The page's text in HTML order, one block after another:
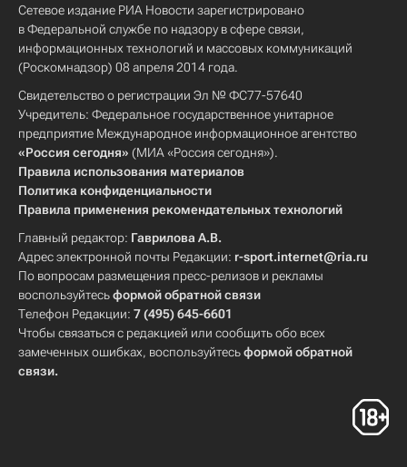
Сетевое издание РИА Новости зарегистрировано
в Федеральной службе по надзору в сфере связи,
информационных технологий и массовых коммуникаций
(Роскомнадзор) 08 апреля 2014 года.
Свидетельство о регистрации Эл № ФС77-57640
Учредитель: Федеральное государственное унитарное
предприятие Международное информационное агентство
«Россия сегодня» (МИА «Россия сегодня»).
Правила использования материалов
Политика конфиденциальности
Правила применения рекомендательных технологий
Главный редактор: Гаврилова А.В.
Адрес электронной почты Редакции: r-sport.internet@ria.ru
По вопросам размещения пресс-релизов и рекламы
воспользуйтесьформой обратной связи
Телефон Редакции: 7 (495) 645-6601
Чтобы связаться с редакцией или сообщить обо всех
замеченных ошибках, воспользуйтесьформой обратной
связи.